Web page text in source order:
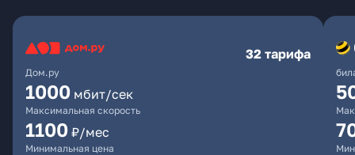
Дом.ру
32 тарифа
1000 мбит/сек
Максимальная скорость
1100 ₽/мес
Минимальная цена